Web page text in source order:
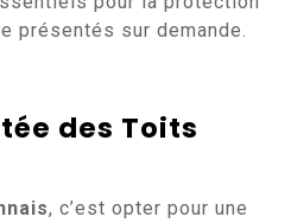
présentés sur demande.
des Toits
, c’est opter pour une